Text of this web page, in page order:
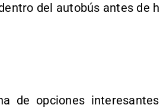
del autobús antes de
de opciones